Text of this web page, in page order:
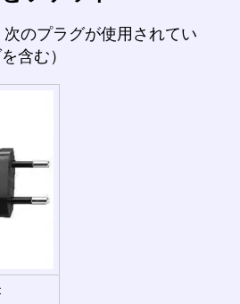
次のプラグが使用されてい
含む）